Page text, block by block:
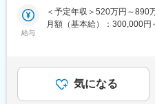
の成長が同行の成長、地域
います。金融業界が目まぐ
ィールドがたくさんありま
う使命感のある方を歓迎しま
■当ポジションの魅力：
できます。
給与
＜予定年収＞520万円～890
月額（基本給）：300,000
くまでも目安の金額であり
ます。月給(月額)は固定手
気になる